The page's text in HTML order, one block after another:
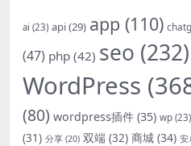
ai (23) api(29) app (110)
(47) php (42) seo (232)
WordPress
(80) wordpress插件 (35) wp (23)
(31) 分享 (20) 双端 (32) 商城 (34) 安